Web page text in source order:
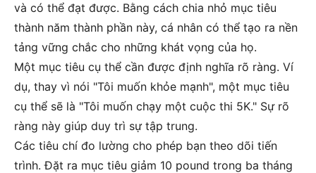
và có thể đạt được. Bằng cách chia nhỏ mục tiêu
thành năm thành phần này, cá nhân có thể tạo ra nền
tảng vững chắc cho những khát vọng của họ.
Một mục tiêu cụ thể cần được định nghĩa rõ ràng. Ví
dụ, thay vì nói "Tôi muốn khỏe mạnh", một mục tiêu
cụ thể sẽ là "Tôi muốn chạy một cuộc thi 5K." Sự rõ
ràng này giúp duy trì sự tập trung.
Các tiêu chí đo lường cho phép bạn theo dõi tiến
trình. Đặt ra mục tiêu giảm 10 pound trong ba tháng